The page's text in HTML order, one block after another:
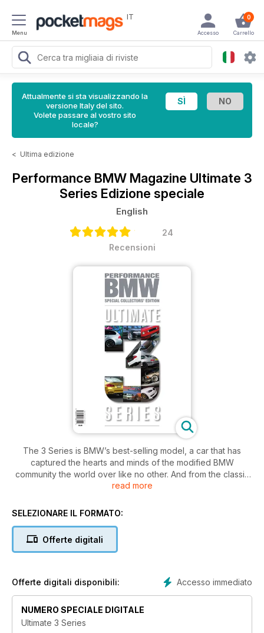
Menu
IT 0
Carrello
Accesso
Attualmente si sta visualizzando la
versione Italy del sito.
Volete passare al vostro sito
locale?
< Ultima edizione
Performance BMW Magazine Ultimate 3
Series Edizione speciale
English
24
Recensioni
The 3 Series is BMW’s best-selling model, a car that has
captured the hearts and minds of the modified BMW
community the world over like no other. And from the classic
E21 to the latest F8x M3 and M4, Performance BMW has
other model.
the best tuned 3 Series to have ever appeared in these
pages. Ultimate 3 Series features a selection of the finest
to the ultimate show builds and everything in between,
what it promises – nothing but the ultimate modified 3 Series
feature cars together in one spectacular special!
read more
SELEZIONARE IL FORMATO:
Offerte digitali
Accesso immediato
Offerte digitali disponibili:
NUMERO SPECIALE DIGITALE
Ultimate 3 Series